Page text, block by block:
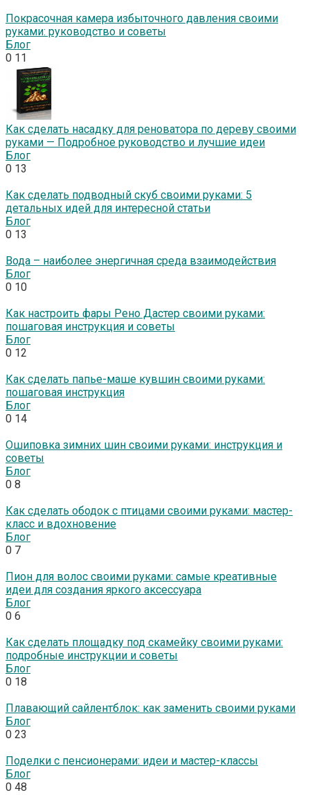
Покрасочная камера избыточного давления своими
руками: руководство и советы
Блог
0 11
Как сделать насадку для реноватора по дереву своими
руками — Подробное руководство и лучшие идеи
Блог
0 13
Как сделать подводный скуб своими руками: 5
детальных идей для интересной статьи
Блог
0 13
Вода – наиболее энергичная среда взаимодействия
Блог
0 10
Как настроить фары Рено Дастер своими руками:
пошаговая инструкция и советы
Блог
0 12
Как сделать папье-маше кувшин своими руками:
пошаговая инструкция
Блог
0 14
Ошиповка зимних шин своими руками: инструкция и
советы
Блог
0 8
Как сделать ободок с птицами своими руками: мастер-
класс и вдохновение
Блог
0 7
Пион для волос своими руками: самые креативные
идеи для создания яркого аксессуара
Блог
0 6
Как сделать площадку под скамейку своими руками:
подробные инструкции и советы
Блог
0 18
Плавающий сайлентблок: как заменить своими руками
Блог
0 23
Поделки с пенсионерами: идеи и мастер-классы
Блог
0 48